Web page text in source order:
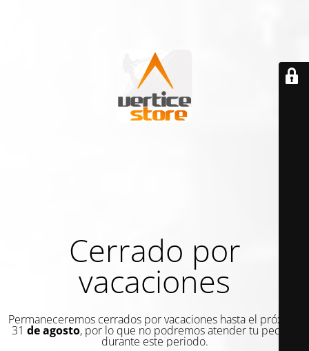
Cerrado por
vacaciones
Permaneceremos cerrados por vacaciones hasta el próximo
31 de agosto, por lo que no podremos atender tu pedido
durante este periodo.